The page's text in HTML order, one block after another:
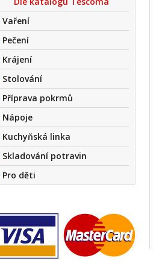
Vaření
Pečení
Krájení
Stolování
Příprava pokrmů
Nápoje
Kuchyňská linka
Skladování potravin
Pro děti